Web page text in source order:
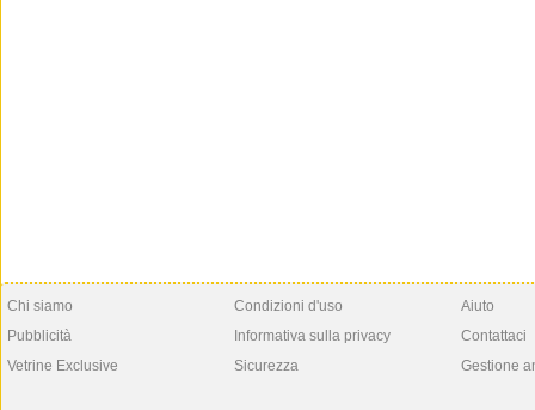
Chi siamo
Pubblicità
Vetrine Exclusive
Condizioni d'uso
Informativa sulla privacy
Sicurezza
Aiuto
Contattaci
Gestione